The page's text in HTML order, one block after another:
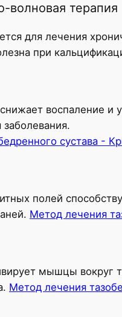
волновая терапия
для лечения
при
воспаление и
сустава -
полей
Метод лечения
мышцы вокруг
Метод лечения